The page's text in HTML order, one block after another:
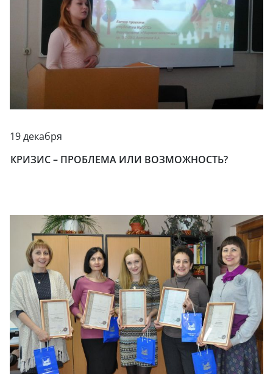
19 декабря
КРИЗИС – ПРОБЛЕМА ИЛИ ВОЗМОЖНОСТЬ?